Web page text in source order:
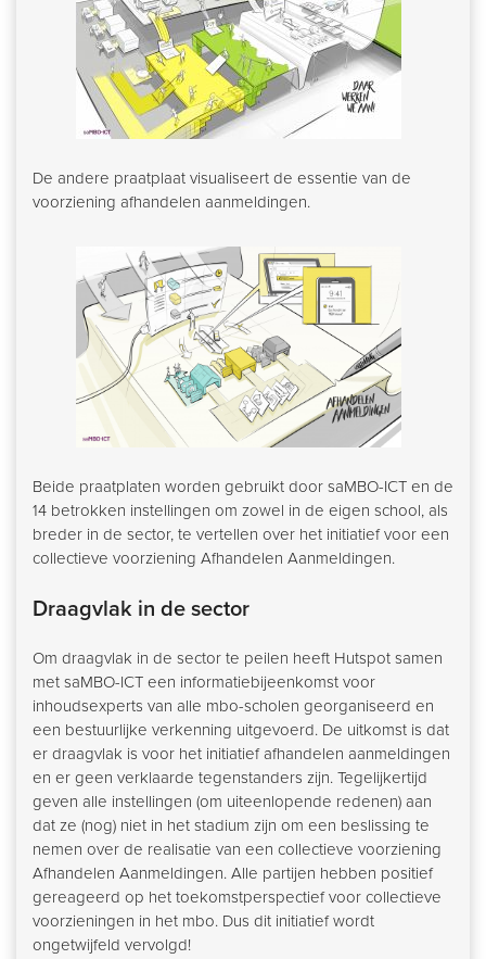
De andere praatplaat visualiseert de essentie van de
voorziening afhandelen aanmeldingen.
Beide praatplaten worden gebruikt door saMBO-ICT en de
14 betrokken instellingen om zowel in de eigen school, als
breder in de sector, te vertellen over het initiatief voor een
collectieve voorziening Afhandelen Aanmeldingen.
Draagvlak in de sector
Om draagvlak in de sector te peilen heeft Hutspot samen
met saMBO-ICT een informatiebijeenkomst voor
inhoudsexperts van alle mbo-scholen georganiseerd en
een bestuurlijke verkenning uitgevoerd. De uitkomst is dat
er draagvlak is voor het initiatief afhandelen aanmeldingen
en er geen verklaarde tegenstanders zijn. Tegelijkertijd
geven alle instellingen (om uiteenlopende redenen) aan
dat ze (nog) niet in het stadium zijn om een beslissing te
nemen over de realisatie van een collectieve voorziening
Afhandelen Aanmeldingen. Alle partijen hebben positief
gereageerd op het toekomstperspectief voor collectieve
voorzieningen in het mbo. Dus dit initiatief wordt
ongetwijfeld vervolgd!